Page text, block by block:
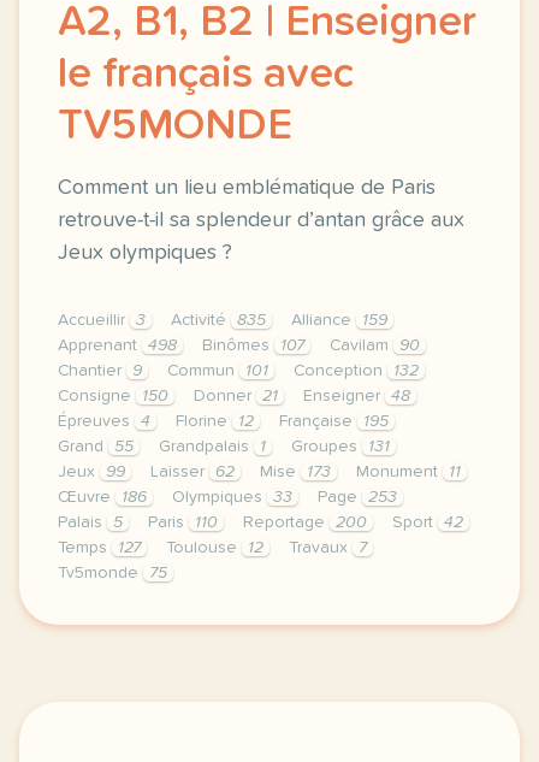
A2, B1, B2 | Enseigner
le français avec
TV5MONDE
Comment un lieu emblématique de Paris
retrouve-t-il sa splendeur d’antan grâce aux
Jeux olympiques ?
Accueillir 3 Activité 835 Alliance
159
Apprenant
498 Binômes 107 Cavilam
90
Chantier
9 Commun 101 Conception
132
Consigne
150 Donner 21 Enseigner
48
Épreuves
4 Florine 12 Française
195
Grand
55 Grandpalais 1 Groupes
131
Jeux
99 Laisser 62 Mise 173 Monument
11
Œuvre
186 Olympiques 33 Page
253
Palais
5 Paris 110 Reportage 200 Sport
42
Temps
127 Toulouse 12 Travaux
7
Tv5monde
75
le respect de votre vie privee est une priorite